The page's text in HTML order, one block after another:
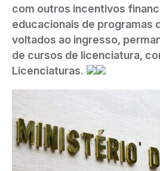
com outros incentivos
educacionais de programas
voltados ao ingresso,
de cursos de licenciatura,
Licenciaturas.